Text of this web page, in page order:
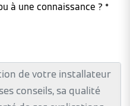
à une connaissance ? *